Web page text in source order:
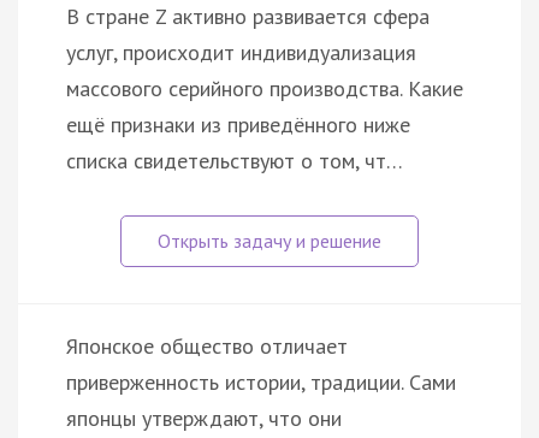
В стране Z активно развивается сфера
услуг, происходит индивидуализация
массового серийного производства. Какие
ещё признаки из приведённого ниже
списка свидетельствуют о том, чт…
Японское общество отличает
приверженность истории, традиции. Сами
японцы утверждают, что они